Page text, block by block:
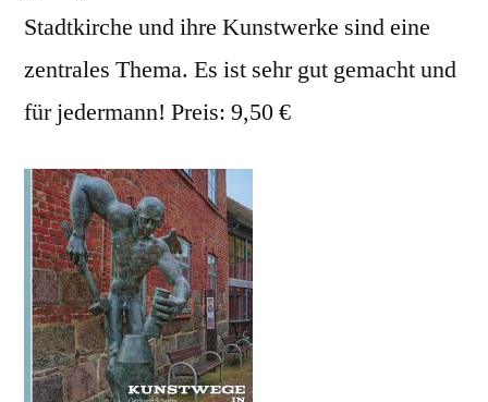
Stadtkirche und ihre Kunstwerke sind eine
zentrales Thema. Es ist sehr gut gemacht und
für jedermann! Preis: 9,50 €